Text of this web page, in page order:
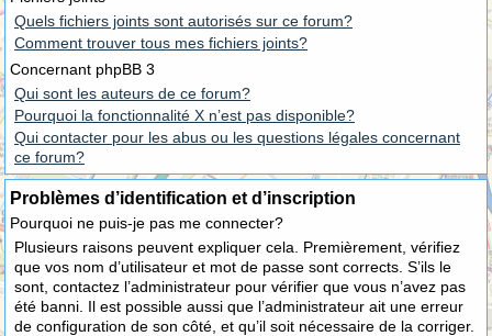
Quels fichiers joints sont autorisés sur ce forum?
Comment trouver tous mes fichiers joints?
Concernant phpBB 3
Qui sont les auteurs de ce forum?
Pourquoi la fonctionnalité X n’est pas disponible?
Qui contacter pour les abus ou les questions légales concernant
ce forum?
Problèmes d’identification et d’inscription
Pourquoi ne puis-je pas me connecter?
Plusieurs raisons peuvent expliquer cela. Premièrement, vérifiez
que vos nom d’utilisateur et mot de passe sont corrects. S’ils le
sont, contactez l’administrateur pour vérifier que vous n’avez pas
été banni. Il est possible aussi que l’administrateur ait une erreur
de configuration de son côté, et qu’il soit nécessaire de la corriger.